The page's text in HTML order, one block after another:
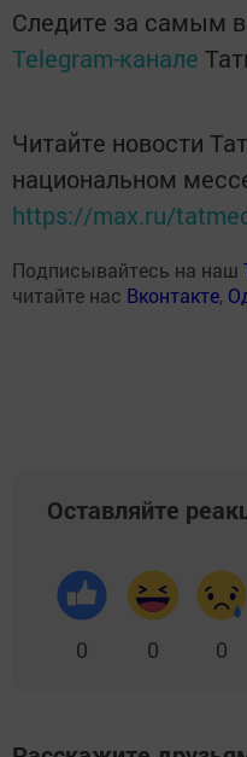
Следите за самым
Telegram-канале
Читайте новости
национальном
https://max.ru/
Подписывайтесь на наш
читайте нас Вконтакте,
Оставляйте
0 0 0